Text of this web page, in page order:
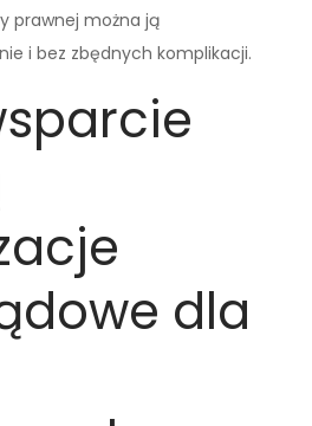
prawnej można ją
i bez zbędnych komplikacji.
dla